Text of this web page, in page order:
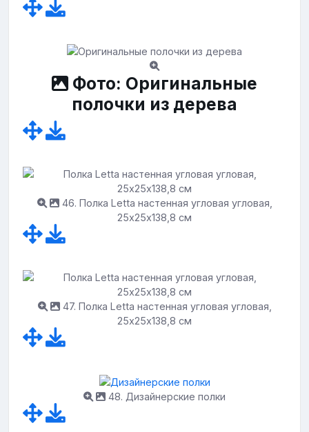
Фото: Оригинальные
полочки из дерева
46. Полка Letta настенная угловая угловая,
25х25х138,8 см
47. Полка Letta настенная угловая угловая,
25х25х138,8 см
48. Дизайнерские полки